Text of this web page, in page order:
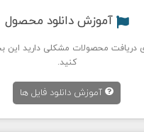
آموزش دانلود محصول
دریافت محصولات مشکلی دارید این
کنید.
آموزش دانلود فایل ها